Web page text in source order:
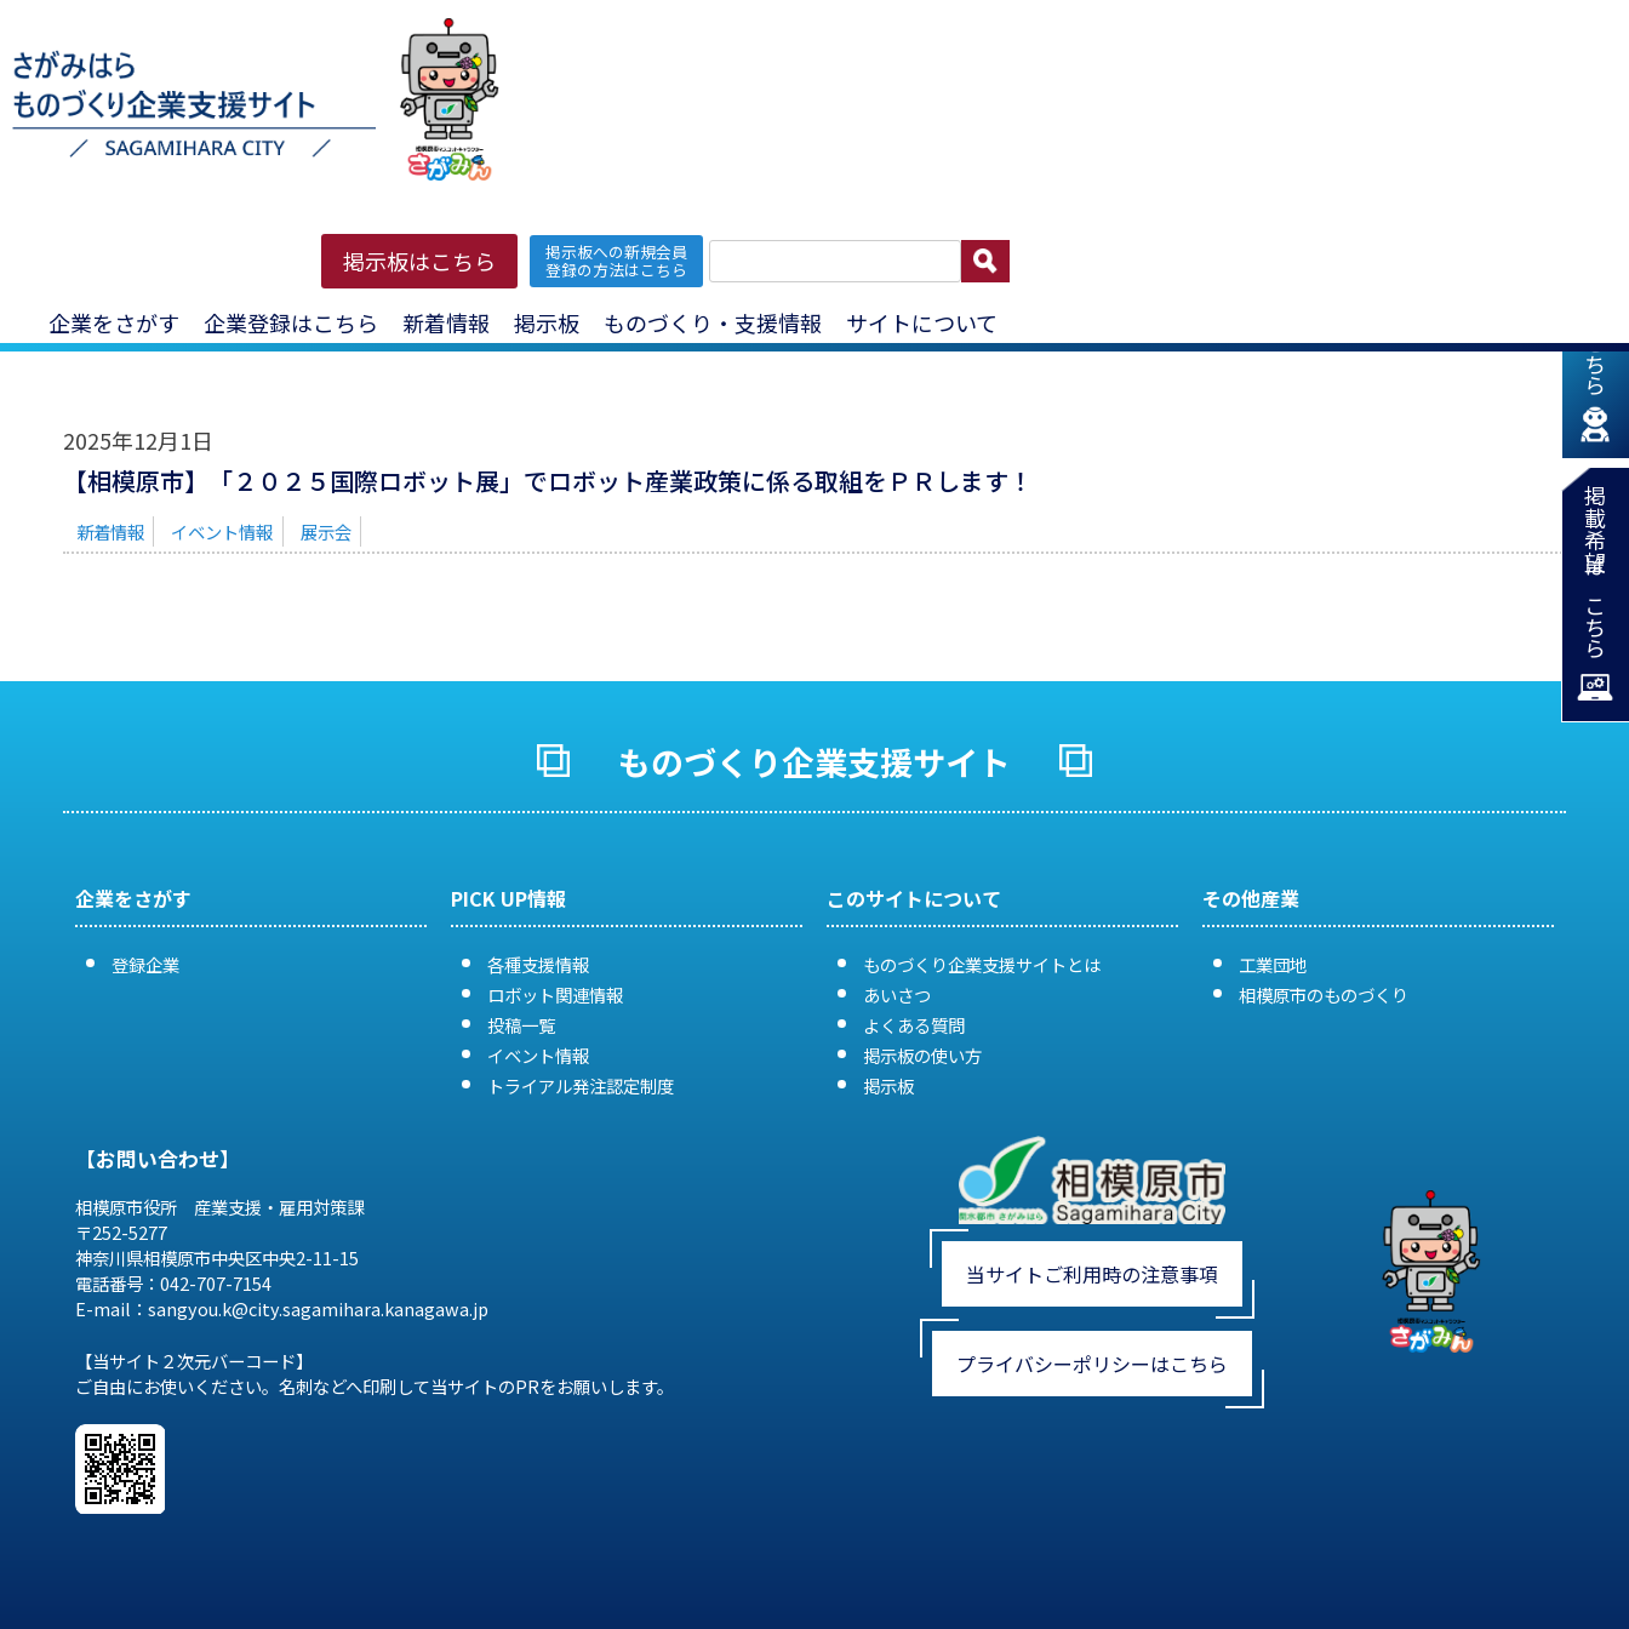
掲示板はこちら 掲示板への新規会員
登録の方法はこちら
企業をさがす 企業登録はこちら 新着情報 掲示板 ものづくり・支援情報 サイトについて
国際ロボット展
2025年12月1日
【相模原市】「２０２５国際ロボット展」でロボット産業政策に係る取組をＰＲします！
新着情報 イベント情報 展示会
ものづくり企業支援サイト
企業をさがす
登録企業
PICK UP情報
各種支援情報
ロボット関連情報
投稿一覧
イベント情報
トライアル発注認定制度
このサイトについて
ものづくり企業支援サイトとは
あいさつ
よくある質問
掲示板の使い方
掲示板
その他産業
工業団地
相模原市のものづくり
【お問い合わせ】
相模原市役所 産業支援・雇用対策課
〒252-5277
神奈川県相模原市中央区中央2-11-15
電話番号：042-707-7154
E-mail：sangyou.k@city.sagamihara.kanagawa.jp
【当サイト２次元バーコード】
ご自由にお使いください。名刺などへ印刷して当サイトのPRをお願いします。
当サイトご利用時の注意事項
プライバシーポリシーはこちら
新着情報はこちら
掲載希望はこちら